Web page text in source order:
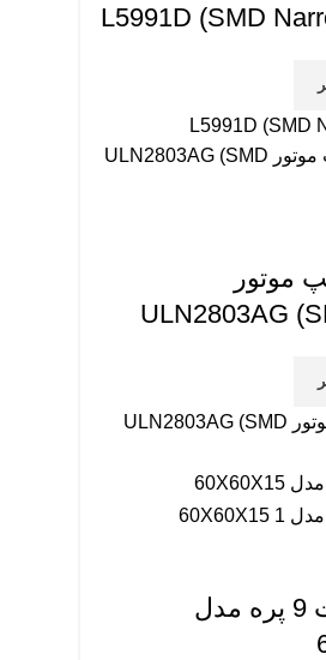
موتور
ULN2803AG
درایور استپ موتور ULN2803AG (SMD
فن 12 ولت 9 پره مدل